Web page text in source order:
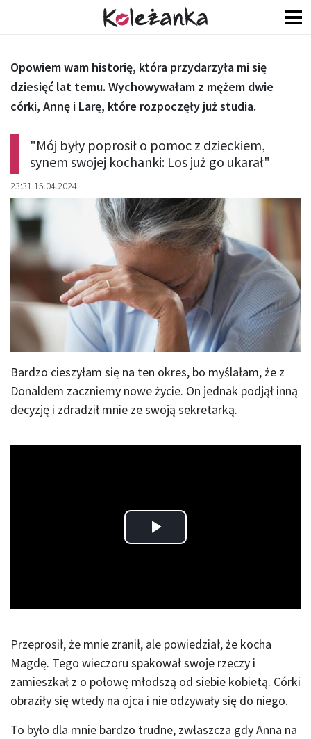
"Mój były poprosił o pomoc z dzieckiem,
synem swojej kochanki: Los już go ukarał"
23:31 15.04.2024
Opowiem wam historię, która przydarzyła mi się
dziesięć lat temu. Wychowywałam z mężem dwie
córki, Annę i Larę, które rozpoczęły już studia.
Bardzo cieszyłam się na ten okres, bo myślałam, że z
Donaldem zaczniemy nowe życie. On jednak podjął inną
decyzję i zdradził mnie ze swoją sekretarką.
Play
Przeprosił, że mnie zranił, ale powiedział, że kocha
Magdę. Tego wieczoru spakował swoje rzeczy i
zamieszkał z o połowę młodszą od siebie kobietą. Córki
obraziły się wtedy na ojca i nie odzywały się do niego.
To było dla mnie bardzo trudne, zwłaszcza gdy Anna na